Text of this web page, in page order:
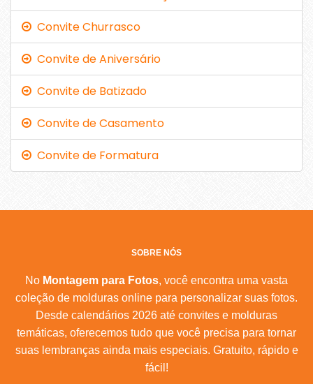
Convite Churrasco
Convite de Aniversário
Convite de Batizado
Convite de Casamento
Convite de Formatura
SOBRE NÓS
No Montagem para Fotos, você encontra uma vasta
coleção de molduras online para personalizar suas fotos.
Desde calendários 2026 até convites e molduras
temáticas, oferecemos tudo que você precisa para tornar
suas lembranças ainda mais especiais. Gratuito, rápido e
fácil!